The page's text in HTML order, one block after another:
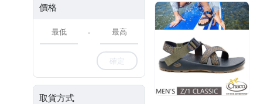
價格
-
確定
取貨方式